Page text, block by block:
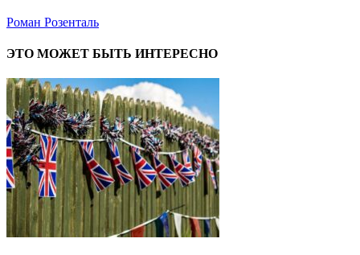
Роман Розенталь
ЭТО МОЖЕТ БЫТЬ ИНТЕРЕСНО